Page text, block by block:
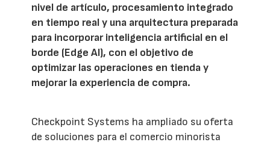
nivel de artículo, procesamiento integrado
en tiempo real y una arquitectura preparada
para incorporar inteligencia artificial en el
borde (Edge AI), con el objetivo de
optimizar las operaciones en tienda y
mejorar la experiencia de compra.
Checkpoint Systems ha ampliado su oferta
de soluciones para el comercio minorista